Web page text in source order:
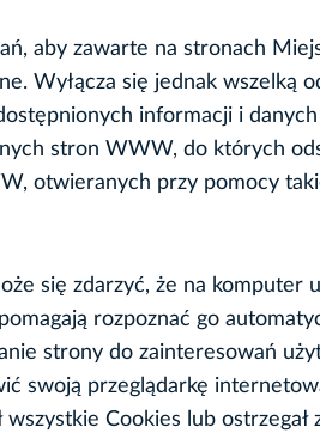
aby zawarte na stronach
Wyłącza się jednak wszelką
informacji i
stron WWW, do których
otwieranych przy pomocy
się zdarzyć, że na komputer
rozpoznać go
strony do zainteresowań
swoją przeglądarkę
Cookies lub ostrzegał